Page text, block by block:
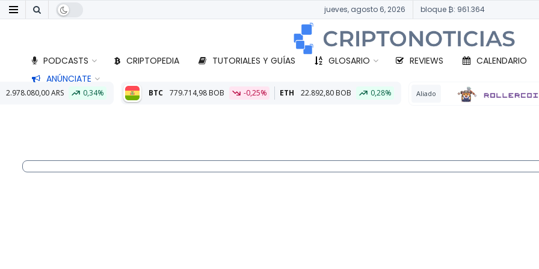
jueves, agosto 6, 2026 bloque ₿: 961.364
PODCASTS CRIPTOPEDIA TUTORIALES Y GUÍAS GLOSARIO REVIEWS CALENDARIO
ANÚNCIATE
0,34% BTC 779.714,98 BOB -0,25% ETH 22.892,80 BOB 0,28% Aliado BTC